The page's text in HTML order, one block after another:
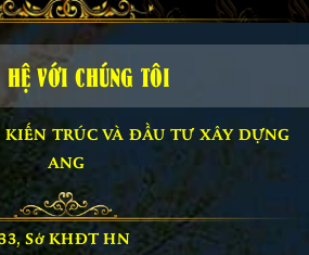
VỚI CHÚNG TÔI
KIẾN TRÚC VÀ ĐẦU TƯ XÂY DỰNG
ANG
Sở KHĐT HN